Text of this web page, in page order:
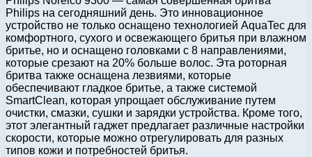
Philips на сегодняшний день. Это инновационное
устройство не только оснащено технологией AquaTec для
комфортного, сухого и освежающего бритья при влажном
бритье, но и оснащено головками с 8 направлениями,
которые срезают на 20% больше волос. Эта роторная
бритва также оснащена лезвиями, которые
обеспечивают гладкое бритье, а также системой
SmartClean, которая упрощает обслуживание путем
очистки, смазки, сушки и зарядки устройства. Кроме того,
этот элегантный гаджет предлагает различные настройки
скорости, которые можно отрегулировать для разных
типов кожи и потребностей бритья.